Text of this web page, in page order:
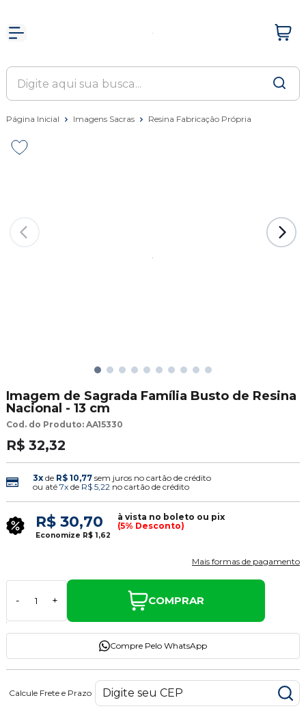
Página Inicial Imagens Sacras Resina Fabricação Própria
Imagem de Sagrada Família Busto de Resina
Nacional - 13 cm
Cod. do Produto: AA15330
R$ 32,32
3xde R$ 10,77 sem juros no cartão de crédito
ou até 7xde R$ 5,22 no cartão de crédito
R$ 30,70
à vista no boleto ou pix
(5% Desconto)
Economize R$ 1,62
Mais formas de pagamento
- + COMPRAR
Compre Pelo WhatsApp
Calcule Frete e Prazo